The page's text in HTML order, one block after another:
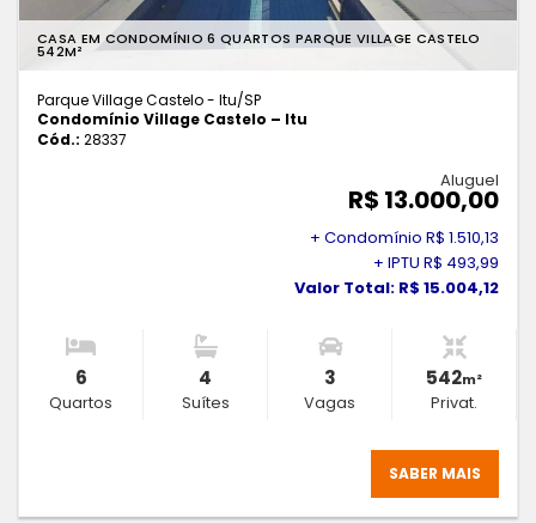
CASA EM CONDOMÍNIO 6 QUARTOS PARQUE VILLAGE CASTELO
542M²
Parque Village Castelo - Itu/SP
Condomínio Village Castelo – Itu
Cód.: 28337
Aluguel
R$ 13.000,00
+ Condomínio R$ 1.510,13
+ IPTU R$ 493,99
Valor Total: R$ 15.004,12
6
Quartos
4
Suítes
3
Vagas
542m²
Privat.
SABER MAIS